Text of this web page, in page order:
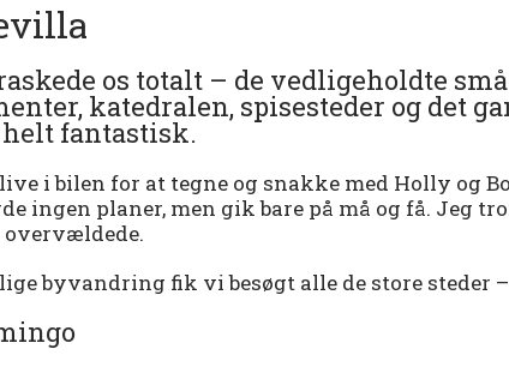
os totalt – de vedligeholdte
katedralen, spisesteder og det
fantastisk.
i bilen for at tegne og snakke med Holly og
ingen planer, men gik bare på må og få. Jeg
overvældede.
byvandring fik vi besøgt alle de store steder –